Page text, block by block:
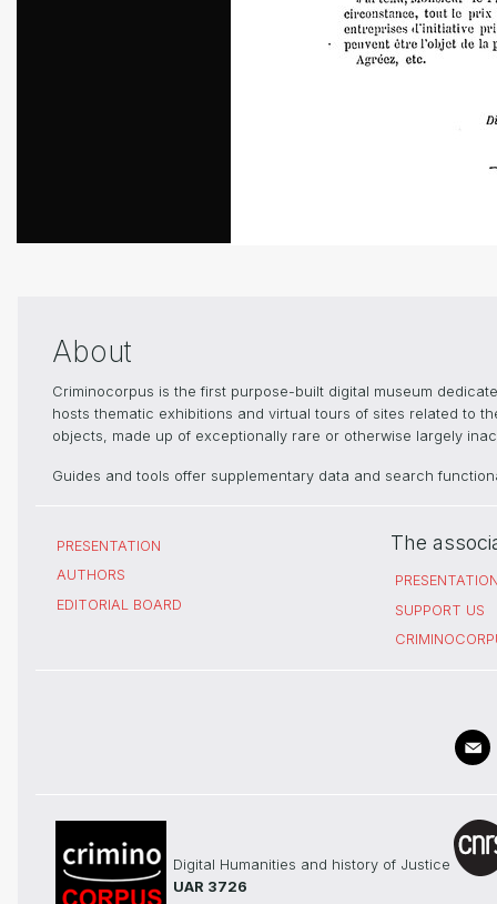
About
Criminocorpus is the first purpose-built digital museum
hosts thematic exhibitions and virtual tours of sites related to
objects, made up of exceptionally rare or otherwise largely
Guides and tools offer supplementary data and search
PRESENTATION
AUTHORS
EDITORIAL BOARD
The
SUPPORT US
Digital Humanities and history of Justice
UAR 3726